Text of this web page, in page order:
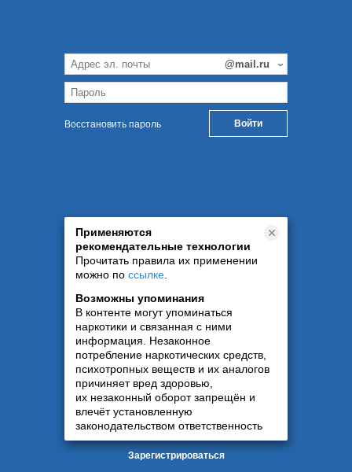
Восстановить пароль
Применяются
рекомендательные технологии
Прочитать правила их применении
можно по ссылке
Возможны упоминания
В контенте могут упоминаться
наркотики и связанная с ними
информация. Незаконное
потребление наркотических средств,
психотропных веществ и их аналогов
причиняет вред здоровью,
их незаконный оборот запрещён и
влечёт установленную
законодательством ответственность
Зарегистрироваться